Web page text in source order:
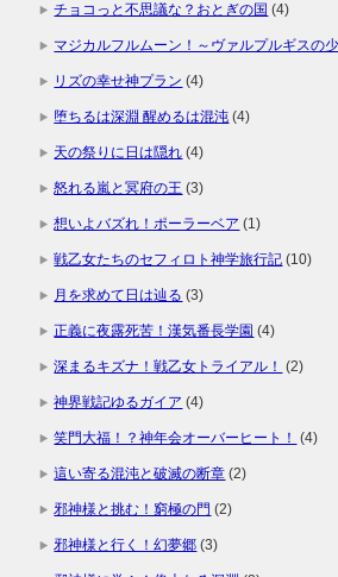
チョコっと不思議な？おとぎの国 (4)
マジカルフルムーン！～ヴァルプルギスの
リズの幸せ神プラン (4)
堕ちるは深淵 醒めるは混沌 (4)
天の祭りに日は隠れ (4)
怒れる嵐と冥府の王 (3)
想いよバズれ！ポーラーベア (1)
戦乙女たちのセフィロト神学旅行記 (10)
月を求めて日は辿る (3)
正義に夜露死苦！漢気番長学園 (4)
深まるキズナ！戦乙女トライアル！ (2)
神界戦記ゆるガイア (4)
笑門大福！？神年会オーバーヒート！ (4)
這い寄る混沌と破滅の断章 (2)
邪神様と挑む！窮極の門 (2)
邪神様と行く！幻夢郷 (3)